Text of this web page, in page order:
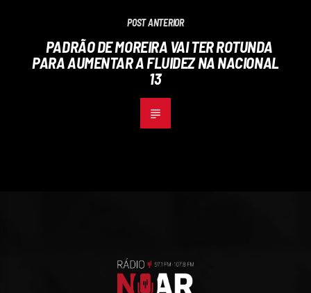
POST ANTERIOR
PADRÃO DE MOREIRA VAI TER ROTUNDA
PARA AUMENTAR A FLUIDEZ NA NACIONAL
13